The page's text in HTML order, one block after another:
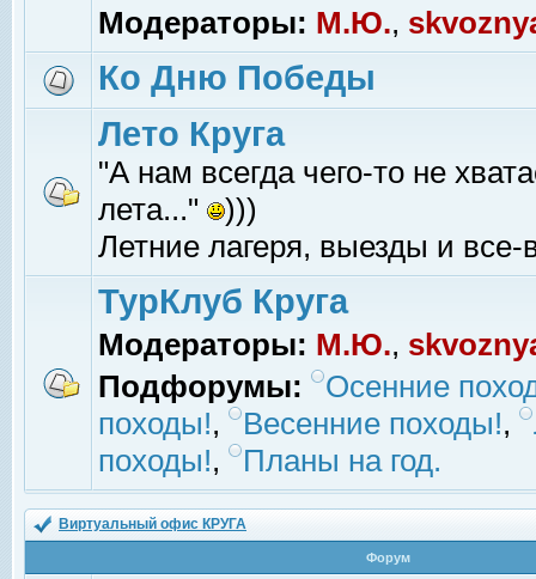
Модераторы: М.Ю.,
Ко Дню Победы
Лето Круга
"А нам всегда чего-то не
лета..."
)))
Летние лагеря, выезды и все-
ТурКлуб Круга
Модераторы: М.Ю.,
Подфорумы:
Осенние
походы!, Весенние походы!,
походы!, Планы на год.
Виртуальный офис КРУГА
Форум